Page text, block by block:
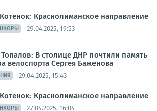
Краснолиманское направление
29.04.2025, 19:53
В столице ДНР почтили память
велоспорта Сергея Баженова
29.04.2025, 15:43
Краснолиманское направление
27.04.2025, 16:04